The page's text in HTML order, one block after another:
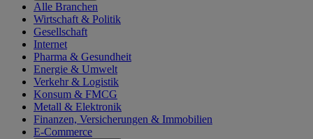
Alle Branchen
Wirtschaft & Politik
Gesellschaft
Internet
Pharma & Gesundheit
Energie & Umwelt
Verkehr & Logistik
Konsum & FMCG
Metall & Elektronik
Finanzen, Versicherungen & Immobilien
E-Commerce